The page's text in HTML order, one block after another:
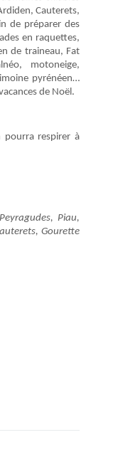
Cauterets,
de préparer des
en raquettes,
de traineau, Fat
motoneige,
pyrénéen…
de Noël.
respirer à
Piau,
Gourette